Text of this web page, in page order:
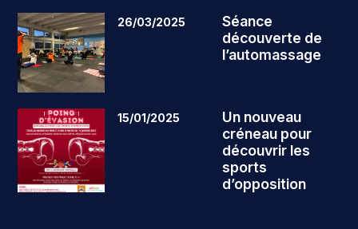
26/03/2025
Séance
découverte de
l’automassage
15/01/2025
Un nouveau
créneau pour
découvrir les
sports
d’opposition